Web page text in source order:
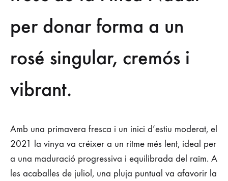
fruit
del
desafiament
del
pas
del
temps
per donar forma a un
rosé singular, cremós i
vibrant.
Amb una primavera fresca i un inici d’estiu moderat, el
2021 la vinya va créixer a un ritme més lent, ideal per
a una maduració progressiva i equilibrada del raïm. A
les acaballes de juliol, una pluja puntual va afavorir la